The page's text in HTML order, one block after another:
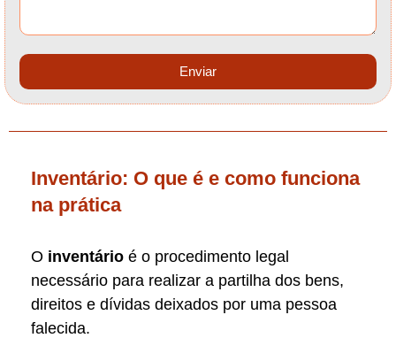
Enviar
Inventário: O que é e como funciona
na prática
O inventário é o procedimento legal
necessário para realizar a partilha dos bens,
direitos e dívidas deixados por uma pessoa
falecida.